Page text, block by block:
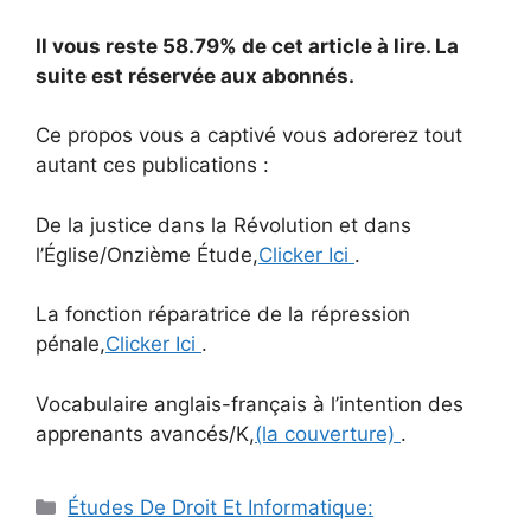
Il vous reste 58.79% de cet article à lire. La
suite est réservée aux abonnés.
Ce propos vous a captivé vous adorerez tout
autant ces publications :
De la justice dans la Révolution et dans
l’Église/Onzième Étude,Clicker Ici .
La fonction réparatrice de la répression
pénale,Clicker Ici .
Vocabulaire anglais-français à l’intention des
apprenants avancés/K,(la couverture) .
Catégories
Études De Droit Et Informatique: